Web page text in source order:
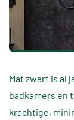
Mat zwart is al
badkamers en
krachtige,